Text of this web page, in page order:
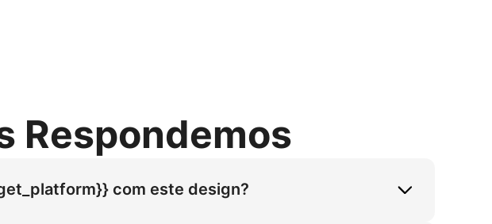
Respondemos
com este design?